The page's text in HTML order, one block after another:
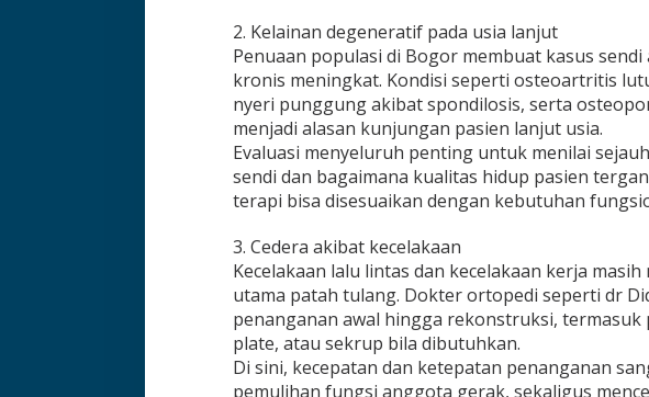
2. Kelainan degeneratif pada usia lanjut
Penuaan populasi di Bogor membuat kasus sendi
kronis meningkat. Kondisi seperti osteoartritis
nyeri punggung akibat spondilosis, serta
menjadi alasan kunjungan pasien lanjut usia.
Evaluasi menyeluruh penting untuk menilai
sendi dan bagaimana kualitas hidup pasien
terapi bisa disesuaikan dengan kebutuhan
3. Cedera akibat kecelakaan
Kecelakaan lalu lintas dan kecelakaan kerja
utama patah tulang. Dokter ortopedi seperti dr
penanganan awal hingga rekonstruksi, termasuk
plate, atau sekrup bila dibutuhkan.
Di sini, kecepatan dan ketepatan penanganan
pemulihan fungsi anggota gerak, sekaligus